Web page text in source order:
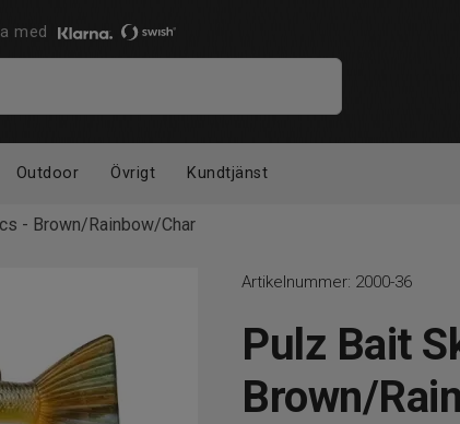
med
Outdoor Övrigt Kundtjänst
- Brown/Rainbow/Char
Artikelnummer: 2000-36
Pulz Bait
Brown/